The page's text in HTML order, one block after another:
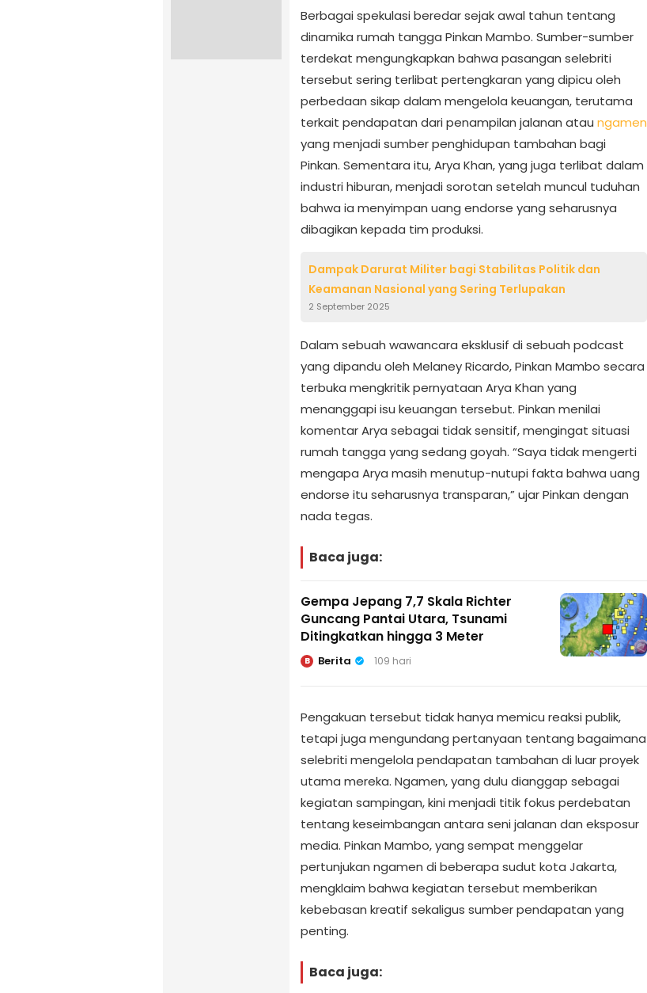
Berbagai spekulasi beredar sejak awal tahun tentang
dinamika rumah tangga Pinkan Mambo. Sumber-sumber
terdekat mengungkapkan bahwa pasangan selebriti
tersebut sering terlibat pertengkaran yang dipicu oleh
perbedaan sikap dalam mengelola keuangan, terutama
terkait pendapatan dari penampilan jalanan atau ngamen
yang menjadi sumber penghidupan tambahan bagi
Pinkan. Sementara itu, Arya Khan, yang juga terlibat dalam
industri hiburan, menjadi sorotan setelah muncul tuduhan
bahwa ia menyimpan uang endorse yang seharusnya
dibagikan kepada tim produksi.
Dampak Darurat Militer bagi Stabilitas Politik dan
Keamanan Nasional yang Sering Terlupakan
2 September 2025
Dalam sebuah wawancara eksklusif di sebuah podcast
yang dipandu oleh Melaney Ricardo, Pinkan Mambo secara
terbuka mengkritik pernyataan Arya Khan yang
menanggapi isu keuangan tersebut. Pinkan menilai
komentar Arya sebagai tidak sensitif, mengingat situasi
rumah tangga yang sedang goyah. “Saya tidak mengerti
mengapa Arya masih menutup-nutupi fakta bahwa uang
endorse itu seharusnya transparan,” ujar Pinkan dengan
nada tegas.
Baca juga:
Gempa Jepang 7,7 Skala Richter
Guncang Pantai Utara, Tsunami
Ditingkatkan hingga 3 Meter
B Berita 109 hari
Pengakuan tersebut tidak hanya memicu reaksi publik,
tetapi juga mengundang pertanyaan tentang bagaimana
selebriti mengelola pendapatan tambahan di luar proyek
utama mereka. Ngamen, yang dulu dianggap sebagai
kegiatan sampingan, kini menjadi titik fokus perdebatan
tentang keseimbangan antara seni jalanan dan eksposur
media. Pinkan Mambo, yang sempat menggelar
pertunjukan ngamen di beberapa sudut kota Jakarta,
mengklaim bahwa kegiatan tersebut memberikan
kebebasan kreatif sekaligus sumber pendapatan yang
penting.
Baca juga: